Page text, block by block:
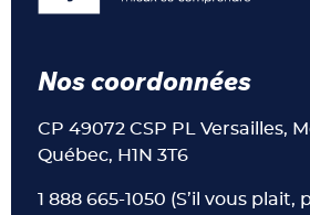
Nos coordonnées
CP 49072 CSP PL Versailles,
Québec, H1N 3T6
1 888 665-1050 (S’il vous plait,